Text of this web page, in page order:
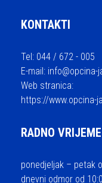
KONTAKTI
Tel: 044 / 672 - 005
E-mail: info@opcina-
Web stranica:
https://www.opcina-
RADNO VRIJEME
ponedjeljak – petak
dnevni odmor od